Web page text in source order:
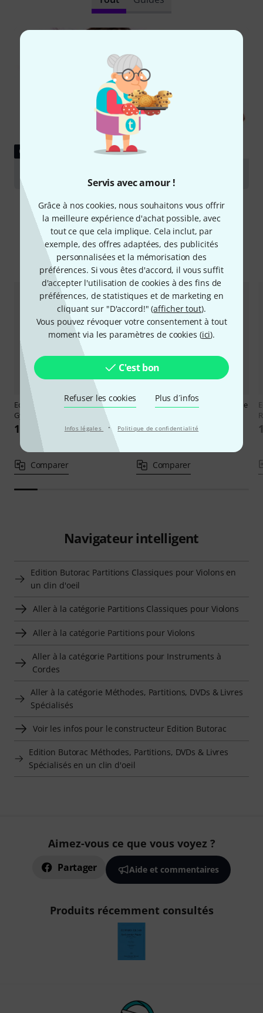
Servis avec amour !
Grâce à nos cookies, nous souhaitons vous offrir
la meilleure expérience d'achat possible, avec
tout ce que cela implique. Cela inclut, par
exemple, des offres adaptées, des publicités
personnalisées et la mémorisation des
préférences. Si vous êtes d'accord, il vous suffit
d'accepter l'utilisation de cookies à des fins de
préférences, de statistiques et de marketing en
cliquant sur "D'accord!" (afficher tout).
Vous pouvez révoquer votre consentement à tout
moment via les paramètres de cookies (ici).
C'est bon
Refuser les cookies Plus d´infos
Infos légales · Politique de confidentialité
GUIDES
Comparez les alternatives
Edition ButoracSatie Trois
Gymnopédies Violin
10,70 €
Comparer
Edition ButoracDebussy Clair de
10,70 €
Comparer
Navigateur intelligent
Edition Butorac Partitions Classiques pour Violons en
un clin d'oeil
Aller à la catégorie Partitions Classiques pour Violons
Aller à la catégorie Partitions pour Violons
Aller à la catégorie Partitions pour Instruments à
Cordes
Aller à la catégorie Méthodes, Partitions, DVDs & Livres
Spécialisés
Voir les infos pour le constructeur Edition Butorac
Edition Butorac Méthodes, Partitions, DVDs & Livres
Spécialisés en un clin d'oeil
Aimez-vous ce que vous voyez ?
Partager Aide et commentaires
Produits récemment consultés